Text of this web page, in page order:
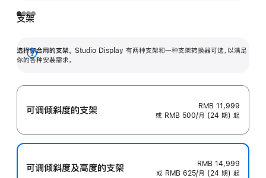
支架
选择你合用的支架。 Studio Display 有两种支架和一种支架转换器可选，以满足
你的各种安装需求。
展
可调倾斜度的支架
RMB 11,999
或 RMB 500/月 (24 期) 起
可调倾斜度及高‍度的支‍架
RMB 14,999
或 RMB 625/月 (24 期) 起